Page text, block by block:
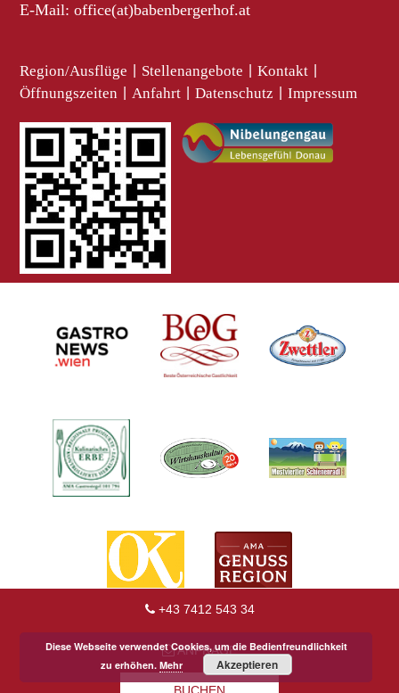
+43 7412 543 34
ANFRAGE
E-Mail:office(at)babenbergerhof.at
Region/Ausflüge Stellenangebote Kontakt
Öffnungszeiten Anfahrt Datenschutz Impressum
Diese Webseite verwendet Cookies, um die Bedienfreundlichkeit
zu erhöhen. Mehr Akzeptieren